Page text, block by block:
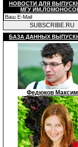
НОВОСТИ ДЛЯ
МГУ
SUBSCRIBE.RU
БАЗА ДАННЫХ
Федюков Максим